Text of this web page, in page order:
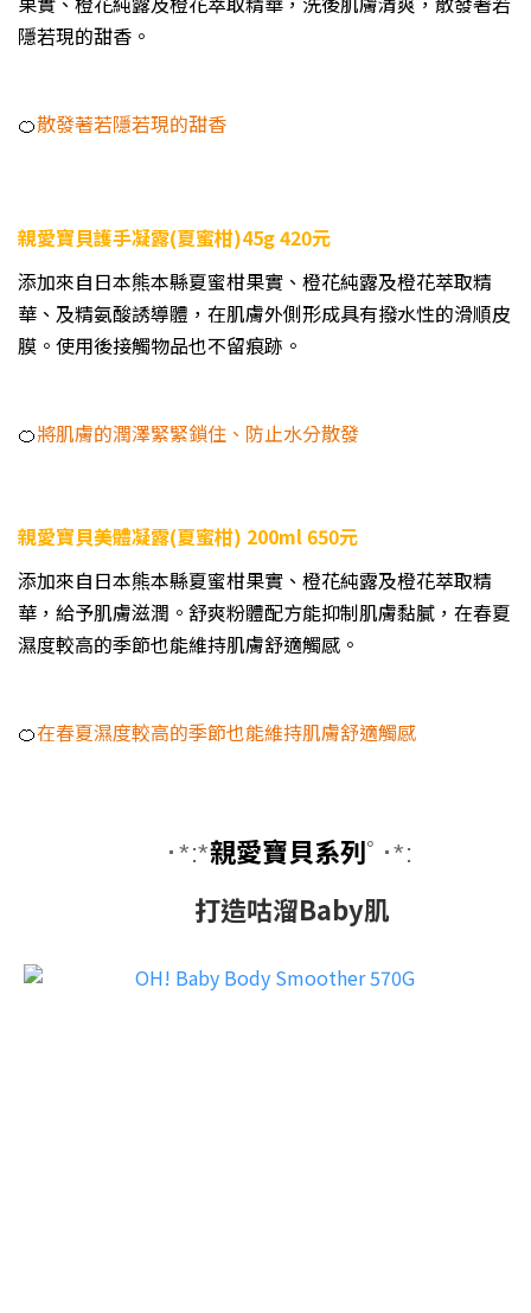
隱若現的甜香。
🍊散發著若隱若現的甜香
親愛寶貝護手凝露(夏蜜柑)45g 420元
添加來自日本熊本縣夏蜜柑果實、橙花純露及橙花萃取精
華、及精氨酸誘導體，在肌膚外側形成具有撥水性的滑順皮
膜。使用後接觸物品也不留痕跡。
🍊將肌膚的潤澤緊緊鎖住、防止水分散發
親愛寶貝美體凝露(夏蜜柑) 200ml 650元
添加來自日本熊本縣夏蜜柑果實、橙花純露及橙花萃取精
華，給予肌膚滋潤。舒爽粉體配方能抑制肌膚黏膩，在春夏
濕度較高的季節也能維持肌膚舒適觸感。
🍊在春夏濕度較高的季節也能維持肌膚舒適觸感
･*:*親愛寶貝系列ﾟ･*:
打造咕溜Baby肌